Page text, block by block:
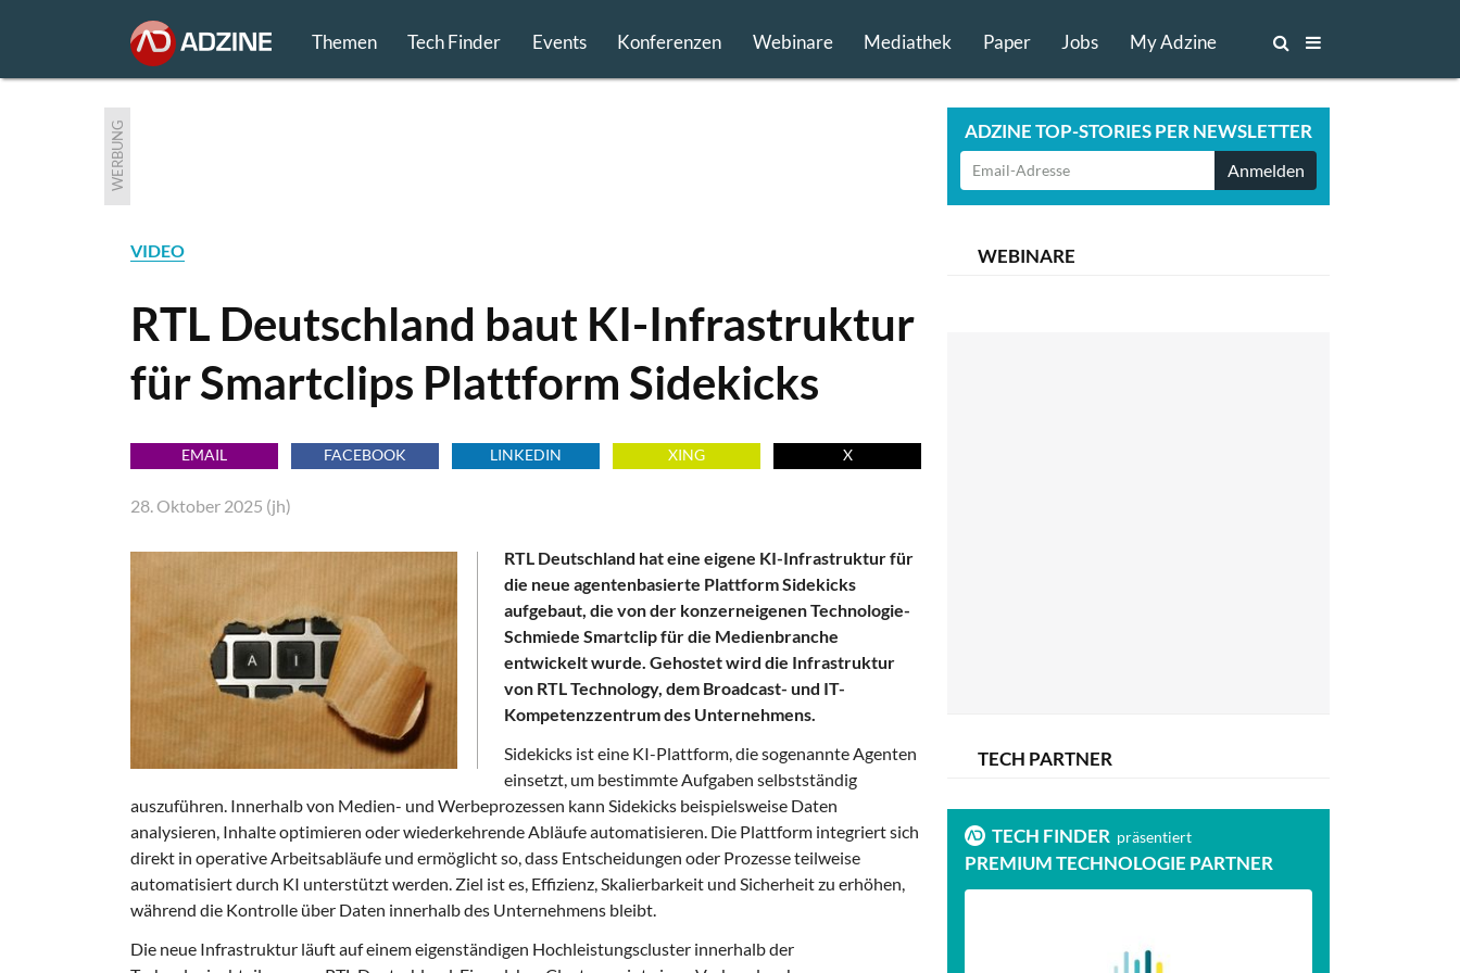
Themen Tech Finder Events Konferenzen Webinare Mediathek Paper Jobs My Adzine
WERBUNG ADZINE TOP-STORIES PER NEWSLETTER
Anmelden
VIDEO
RTL Deutschland baut KI-Infrastruktur
für Smartclips Plattform Sidekicks
EMAIL FACEBOOK LINKEDIN XING X
28. Oktober 2025 (jh)
RTL Deutschland hat eine eigene KI-Infrastruktur für
die neue agentenbasierte Plattform Sidekicks
aufgebaut, die von der konzerneigenen Technologie-
Schmiede Smartclip für die Medienbranche
entwickelt wurde. Gehostet wird die Infrastruktur
von RTL Technology, dem Broadcast- und IT-
Kompetenzzentrum des Unternehmens.
Sidekicks ist eine KI-Plattform, die sogenannte Agenten
einsetzt, um bestimmte Aufgaben selbstständig
auszuführen. Innerhalb von Medien- und Werbeprozessen kann Sidekicks beispielsweise Daten
analysieren, Inhalte optimieren oder wiederkehrende Abläufe automatisieren. Die Plattform integriert sich
direkt in operative Arbeitsabläufe und ermöglicht so, dass Entscheidungen oder Prozesse teilweise
automatisiert durch KI unterstützt werden. Ziel ist es, Effizienz, Skalierbarkeit und Sicherheit zu erhöhen,
während die Kontrolle über Daten innerhalb des Unternehmens bleibt.
Die neue Infrastruktur läuft auf einem eigenständigen Hochleistungscluster innerhalb der
WEBINARE
TECH PARTNER
TECH FINDER präsentiert
PREMIUM TECHNOLOGIE PARTNER